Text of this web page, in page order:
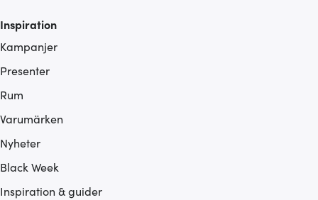
Inspiration
Kampanjer
Presenter
Rum
Varumärken
Nyheter
Black Week
Inspiration & guider